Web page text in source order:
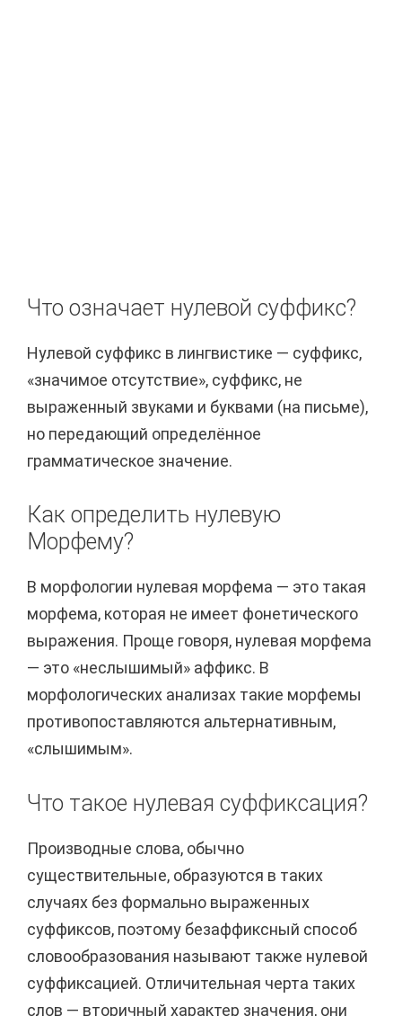
Что означает нулевой суффикс?
Нулевой суффикс в лингвистике — суффикс,
«значимое отсутствие», суффикс, не
выраженный звуками и буквами (на письме),
но передающий определённое
грамматическое значение.
Как определить нулевую
Морфему?
В морфологии нулевая морфема — это такая
морфема, которая не имеет фонетического
выражения. Проще говоря, нулевая морфема
— это «неслышимый» аффикс. В
морфологических анализах такие морфемы
противопоставляются альтернативным,
«слышимым».
Что такое нулевая суффиксация?
Производные слова, обычно
существительные, образуются в таких
случаях без формально выраженных
суффиксов, поэтому безаффиксный способ
словообразования называют также нулевой
суффиксацией. Отличительная черта таких
слов — вторичный характер значения, они